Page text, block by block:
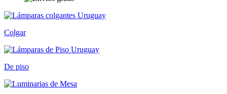
Colgar
De piso